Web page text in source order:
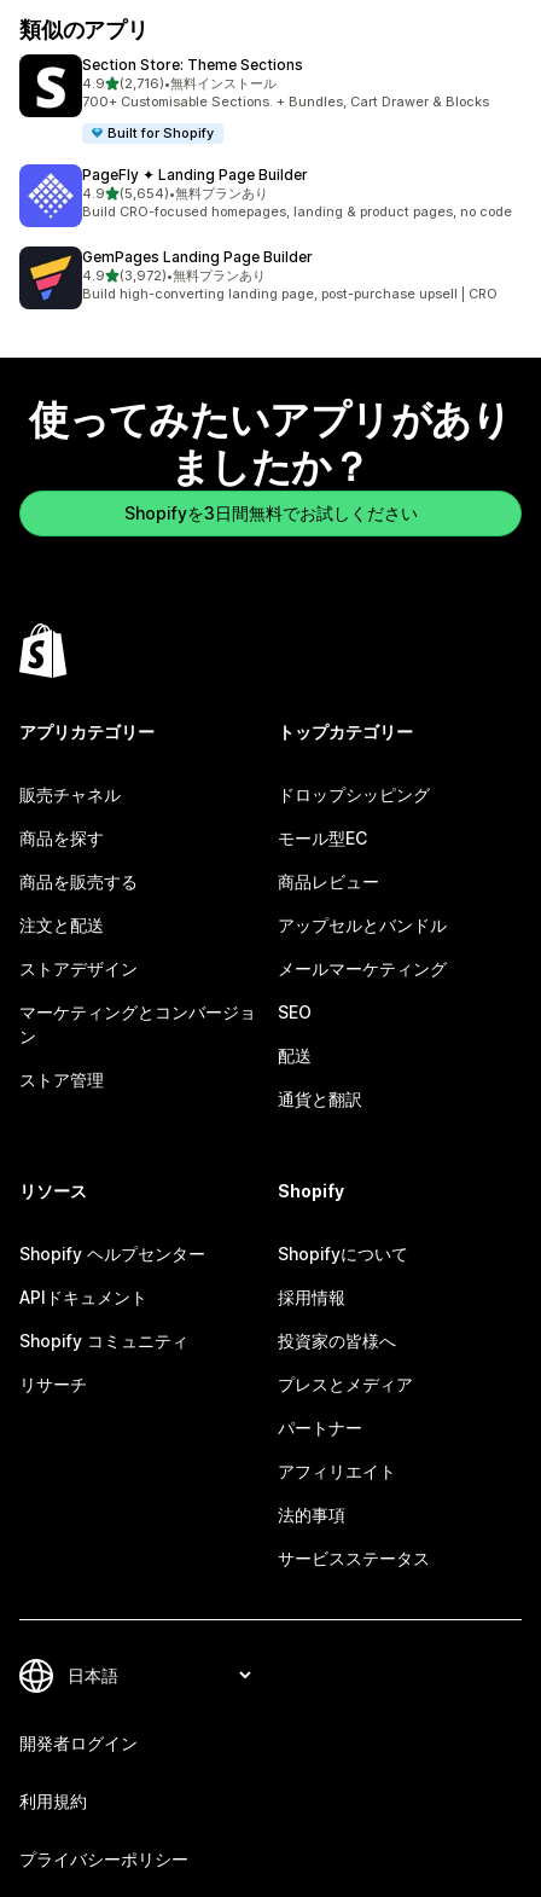
類似のアプリ
Section Store: Theme Sections
4.95つ星中
(2,716)
合計レビュー数：2716件
•無料インストール
700+ Customisable Sections. + Bundles, Cart Drawer & Blocks
Built for Shopify
PageFly ✦ Landing Page Builder
4.95つ星中
(5,654)
合計レビュー数：5654件
•無料プランあり
Build CRO-focused homepages, landing & product pages, no code
GemPages Landing Page Builder
4.95つ星中
(3,972)
合計レビュー数：3972件
•無料プランあり
Build high-converting landing page, post-purchase upsell | CRO
使ってみたいアプリがあり
ましたか？
Shopifyを3日間無料でお試しください
アプリカテゴリー
販売チャネル
商品を探す
商品を販売する
注文と配送
ストアデザイン
マーケティングとコンバージョ
ン
ストア管理
トップカテゴリー
ドロップシッピング
モール型EC
商品レビュー
アップセルとバンドル
メールマーケティング
SEO
配送
通貨と翻訳
リソース
Shopify ヘルプセンター
APIドキュメント
Shopify コミュニティ
リサーチ
Shopify
Shopifyについて
採用情報
投資家の皆様へ
プレスとメディア
パートナー
アフィリエイト
法的事項
サービスステータス
開発者ログイン
利用規約
プライバシーポリシー